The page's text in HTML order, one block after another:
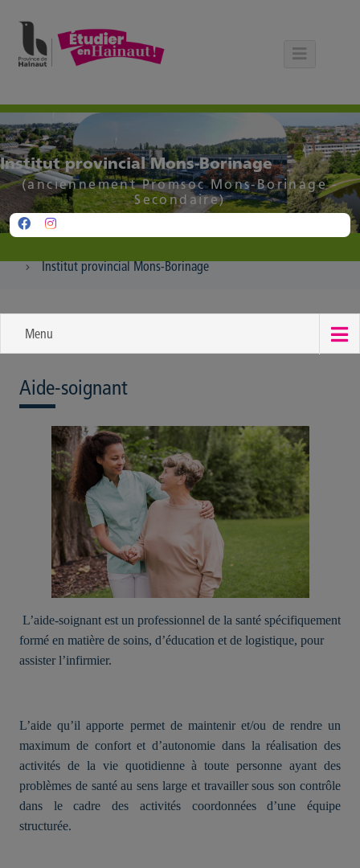
Institut provincial Mons-Borinage
(anciennement Promsoc Mons-Borinage -
Secondaire)
Institut provincial Mons-Borinage
Menu
Aide-soignant
L’aide-soignant est un professionnel de la santé spécifiquement
formé en matière de soins, d’éducation et de logistique, pour
assister l’infirmier.
L’aide qu’il apporte permet de maintenir et/ou de rendre un
maximum de confort et d’autonomie dans la réalisation des
activités de la vie quotidienne à toute personne ayant des
problèmes de santé au sens large et travailler sous son contrôle
dans le cadre des activités coordonnées d’une équipe
structurée.